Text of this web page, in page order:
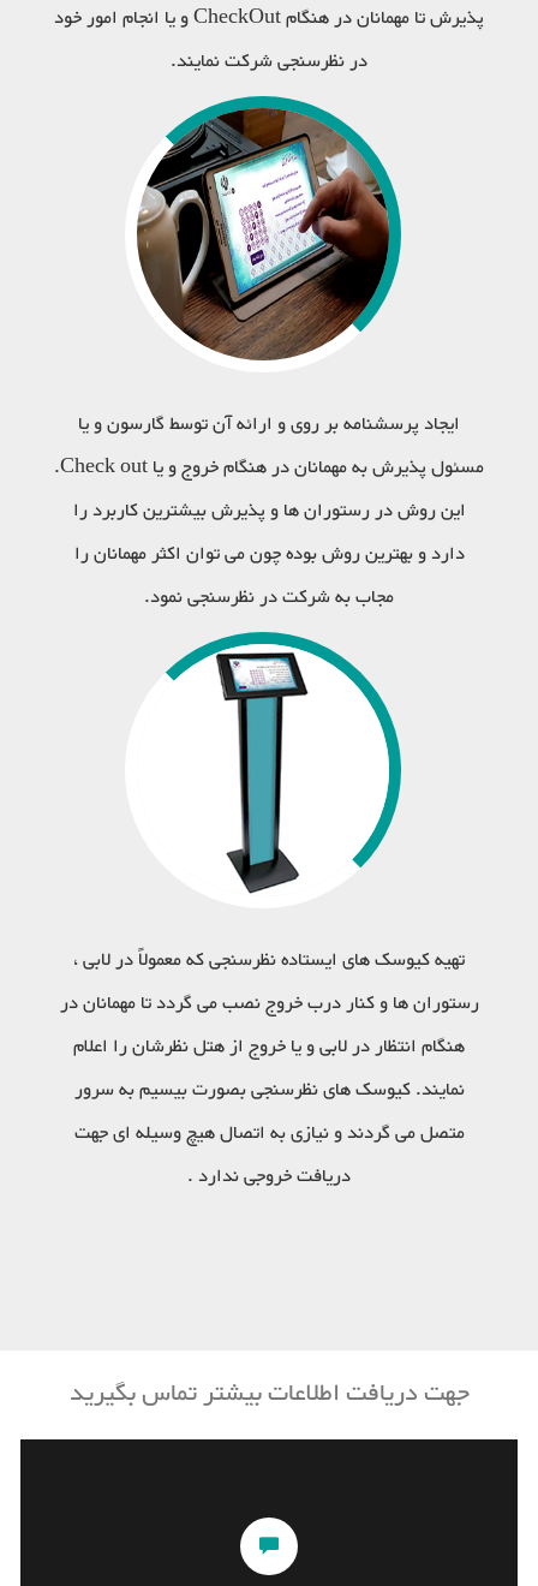
پذیرش تا مهمانان در هنگام CheckOut و یا انجام امور خود
در نظرسنجی شرکت نمایند.
ایجاد پرسشنامه بر روی و ارائه آن توسط گارسون و یا
مسئول پذیرش به مهمانان در هنگام خروج و یا Check out.
این روش در رستوران ها و پذیرش بیشترین کاربرد را
دارد و بهترین روش بوده چون می توان اکثر مهمانان را
مجاب به شرکت در نظرسنجی نمود.
تهیه کیوسک های ایستاده نظرسنجی که معمولاً در لابی ،
رستوران ها و کنار درب خروج نصب می گردد تا مهمانان در
هنگام انتظار در لابی و یا خروج از هتل نظرشان را اعلام
نمایند. کیوسک های نظرسنجی بصورت بیسیم به سرور
متصل می گردند و نیازی به اتصال هیچ وسیله ای جهت
دریافت خروجی ندارد .
جهت دریافت اطلاعات بیشتر تماس بگیرید